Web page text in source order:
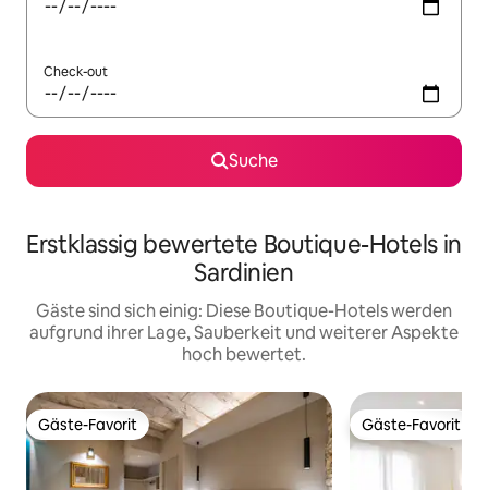
Check-out
Suche
Erstklassig bewertete Boutique-Hotels in
Sardinien
Gäste sind sich einig: Diese Boutique-Hotels werden
aufgrund ihrer Lage, Sauberkeit und weiterer Aspekte
hoch bewertet.
Gäste-Favorit
Gäste-Favorit Gäste-Favorit
Gäste-Favorit